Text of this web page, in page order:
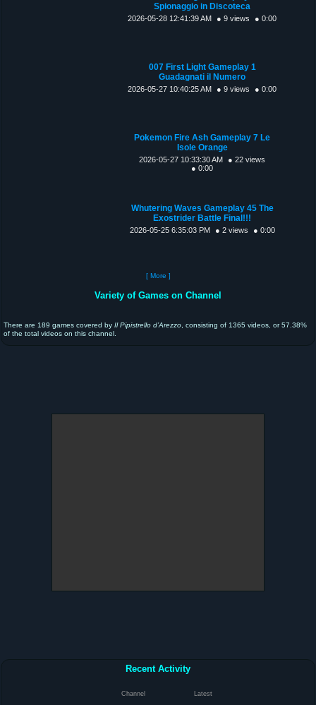
Spionaggio in Discoteca
2026-05-28 12:41:39 AM ● 9 views ● 0:00
007 First Light Gameplay 1
Guadagnati il Numero
2026-05-27 10:40:25 AM ● 9 views ● 0:00
Pokemon Fire Ash Gameplay 7 Le
Isole Orange
2026-05-27 10:33:30 AM
● 22 views
● 0:00
Whutering Waves Gameplay 45 The
Exostrider Battle Final!!!
2026-05-25 6:35:03 PM ● 2 views ● 0:00
[ More ]
Variety of Games on Channel
There are 189 games covered by Il Pipistrello d’Arezzo , consisting of 1365 videos, or 57.38%
of the total videos on this channel.
Recent Activity
Channel Latest